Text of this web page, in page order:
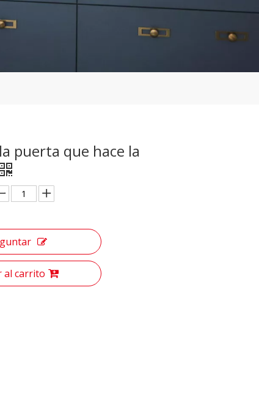
puerta que hace la
al carrito